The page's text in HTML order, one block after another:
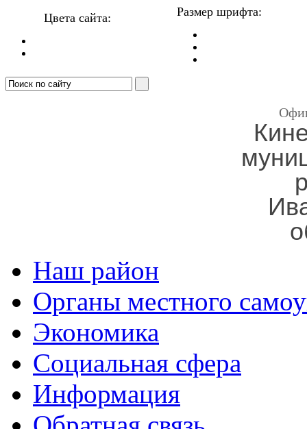
Цвета сайта: Размер шрифта:
Наш район
Органы местного
Экономика
Социальная сфера
Информация